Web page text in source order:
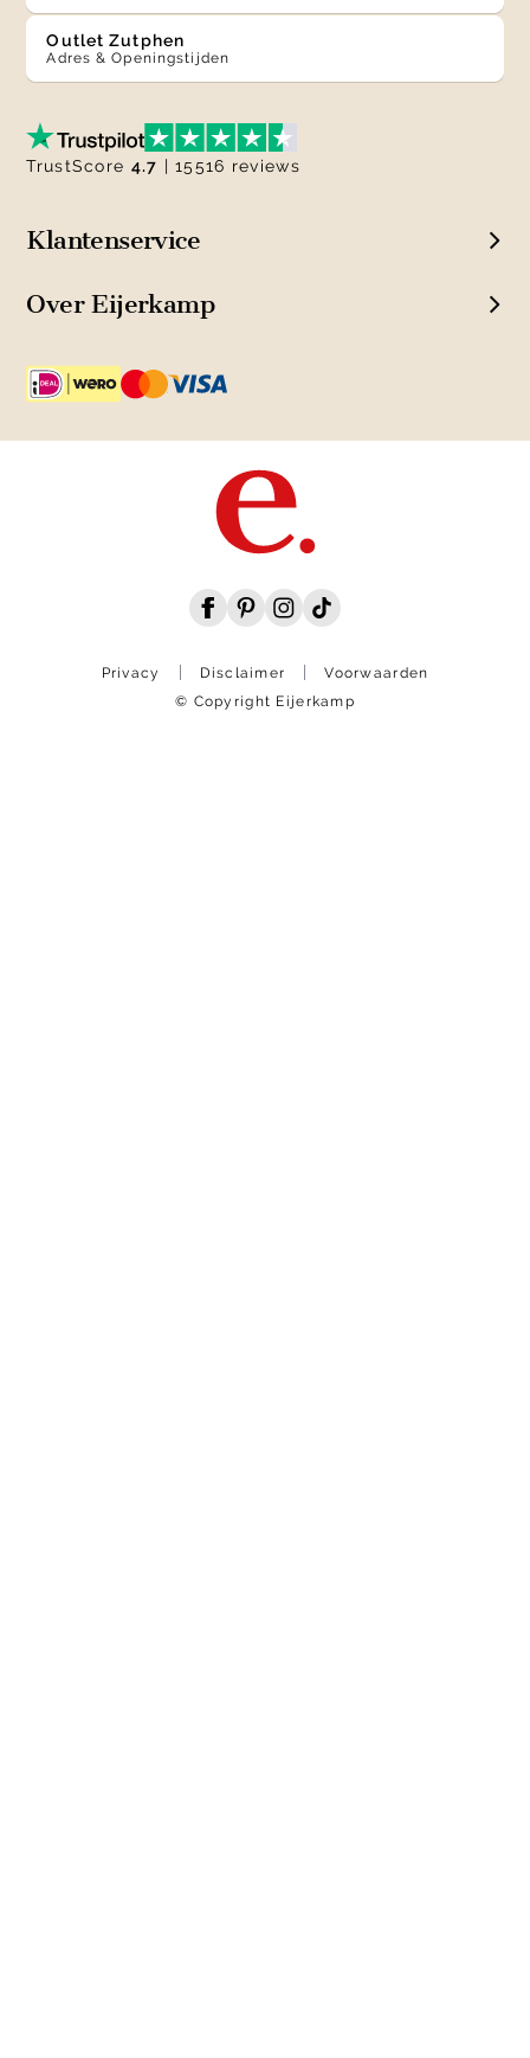
Outlet Zutphen
Adres & Openingstijden
Klantenservice
Over Eijerkamp
TrustScore 4.7 | 15516 reviews
Privacy Disclaimer
Voorwaarden
© Copyright Eijerkamp